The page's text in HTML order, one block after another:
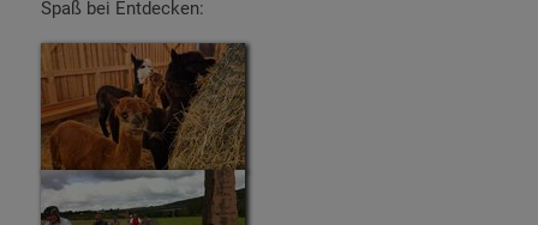
Spaß bei Entdecken: